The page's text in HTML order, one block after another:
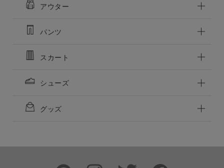
アウター
パンツ
スカート
シューズ
グッズ